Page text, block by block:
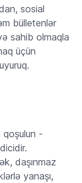
sosial
bülletenlər
sahib olmaqla
üçün
qoşulun -
daşınmaz
yanaşı,